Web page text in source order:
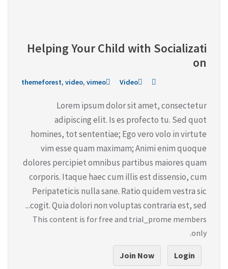
Helping Your Child with Socializati
on
Video
themeforest, video, vimeo
Lorem ipsum dolor sit amet, consectetur
adipiscing elit. Is es profecto tu. Sed quot
homines, tot sententiae; Ego vero volo in virtute
vim esse quam maximam; Animi enim quoque
dolores percipiet omnibus partibus maiores quam
corporis. Itaque haec cum illis est dissensio, cum
Peripateticis nulla sane. Ratio quidem vestra sic
cogit. Quia dolori non voluptas contraria est, sed...
This content is for free and trial_prome members
only.
Login
Join Now